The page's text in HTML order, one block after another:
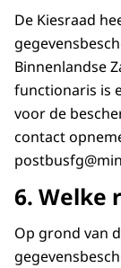
De Kiesraad
Binnenlandse
functionaris is
voor de
contact
6. Welke
Op grond van